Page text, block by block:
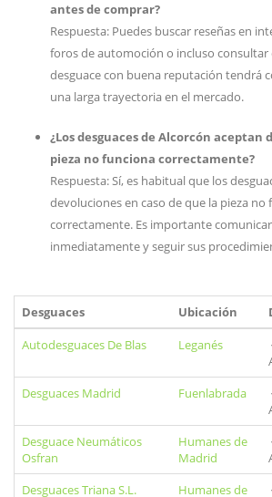
antes de comprar?
Respuesta: Puedes buscar reseñas en
foros de automoción o incluso consultar
desguace con buena reputación tendrá
una larga trayectoria en el mercado.
¿Los desguaces de Alcorcón aceptan
pieza no funciona correctamente?
Respuesta: Sí, es habitual que los
devoluciones en caso de que la pieza no
correctamente. Es importante
inmediatamente y seguir sus
Desguaces Ubicación
Autodesguaces De Blas
Leganés
Desguaces Madrid
Fuenlabrada
Desguace Neumáticos
Osfran
Humanes de
Madrid
Desguaces Triana S.L.
Humanes de